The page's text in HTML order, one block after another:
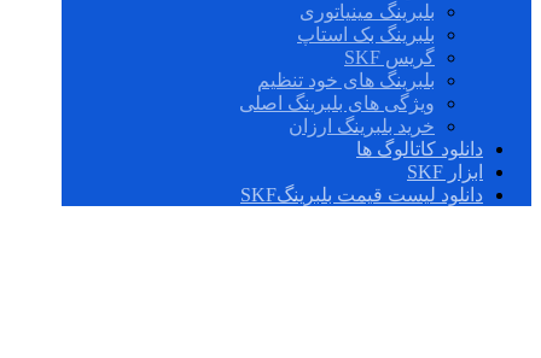
بلبرینگ مینیاتوری
بلبرینگ بک استاپ
گریس SKF
بلبرینگ های خود تنظیم
ویژگی های بلبرینگ اصلی
خرید بلبرینگ ارزان
دانلود کاتالوگ ها
ابزار SKF
دانلود لیست قیمت بلبرینگSKF